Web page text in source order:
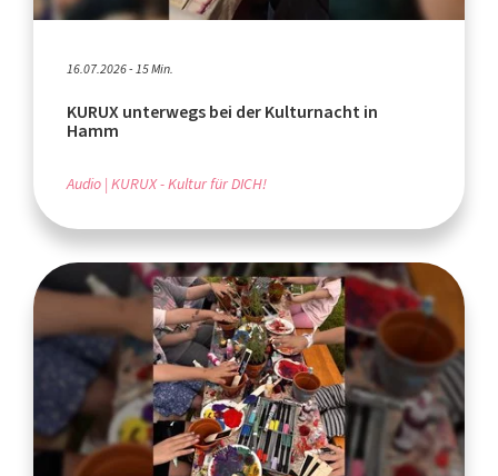
16.07.2026 - 15 Min.
KURUX unterwegs bei der Kulturnacht in
Hamm
Audio KURUX - Kultur für DICH!